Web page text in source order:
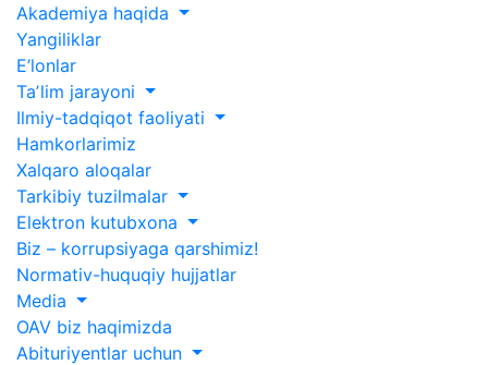
Akademiya haqida
Yangiliklar
E’lonlar
Taʼlim jarayoni
Ilmiy-tadqiqot faoliyati
Hamkorlarimiz
Xalqaro aloqalar
Tarkibiy tuzilmalar
Elektron kutubxona
Biz – korrupsiyaga qarshimiz!
Normativ-huquqiy hujjatlar
Media
OAV biz haqimizda
Abituriyentlar uchun